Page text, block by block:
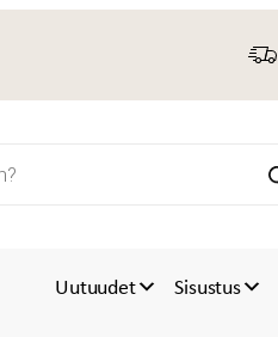
Uutuudet Sisustus